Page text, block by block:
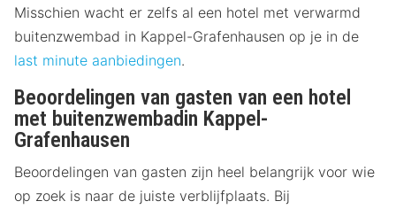
Misschien wacht er zelfs al een hotel met verwarmd
buitenzwembad in Kappel-Grafenhausen op je in de
last minute aanbiedingen.
Beoordelingen van gasten van een hotel
met buitenzwembadin Kappel-
Grafenhausen
Beoordelingen van gasten zijn heel belangrijk voor wie
op zoek is naar de juiste verblijfplaats. Bij